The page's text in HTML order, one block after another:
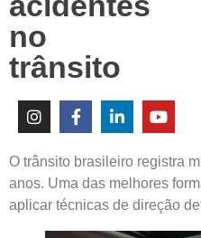
no
trânsito
O trânsito brasileiro registra
anos. Uma das melhores
aplicar técnicas de direção